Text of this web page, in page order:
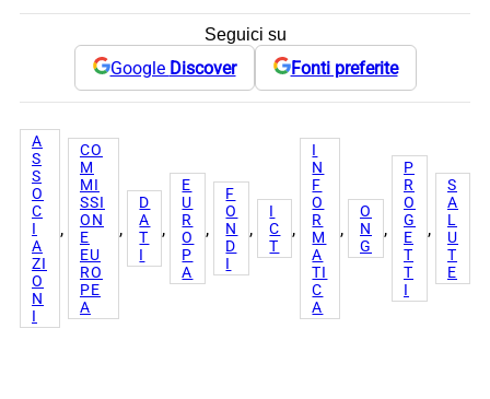
Seguici su
Google Discover Fonti preferite
A
S
S
O
C
I
A
ZI
O
N
I
,
CO
M
MI
SSI
ON
E
EU
RO
PE
A
,
D
A
T
I
,
E
U
R
O
P
A
,
F
O
N
D
I
,
I
C
T
,
I
N
F
O
R
M
A
TI
C
A
,
O
N
G
,
P
R
O
G
E
T
T
I
,
S
A
L
U
T
E